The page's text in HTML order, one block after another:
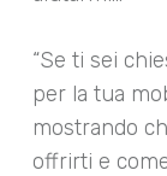
“Se ti sei
per la tua
mostrando
offrirti e